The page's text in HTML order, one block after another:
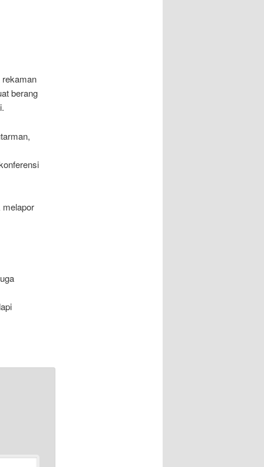
rekaman
berang
melapor